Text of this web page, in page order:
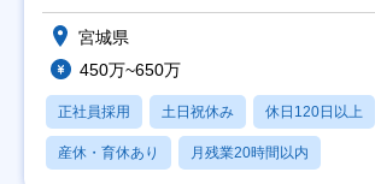
宮城県
450万~650万
正社員採用 土日祝休み 休日120日以上
産休・育休あり 月残業20時間以内